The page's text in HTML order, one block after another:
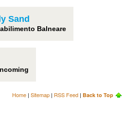
Sand
Balneare
Home | Sitemap | RSS Feed | Back to Top